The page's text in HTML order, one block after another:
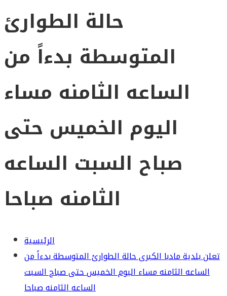
حالة الطوارئ
المتوسطة بدءاً من
الساعه الثامنه مساء
اليوم الخميس حتى
صباح السبت الساعه
الثامنه صباحا
الرئيسية
تعلن بلدية مادبا الكبرى حالة الطوارئ المتوسطة بدءاً من
الساعه الثامنه مساء اليوم الخميس حتى صباح السبت
الساعه الثامنه صباحا